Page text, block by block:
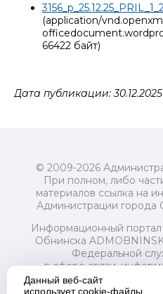
(application/
66422 байт)
Дата публикации:
© 2009-2026
При полном, либо
материалов ссылка на
Администрации города
Информационный
Обнинска
Федеральной
в сфере связи,
и массовых
2018
Данный веб-сайт
использует cookie-файлы